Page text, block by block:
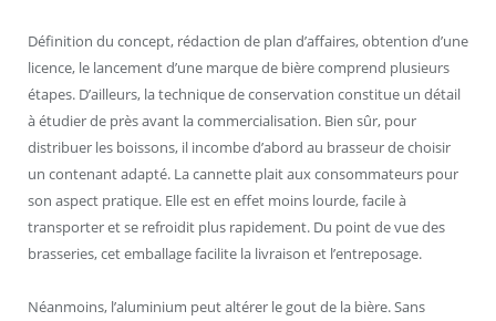
Définition du concept, rédaction de plan d’affaires, obtention d’une
licence, le lancement d’une marque de bière comprend plusieurs
étapes. D’ailleurs, la technique de conservation constitue un détail
à étudier de près avant la commercialisation. Bien sûr, pour
distribuer les boissons, il incombe d’abord au brasseur de choisir
un contenant adapté. La cannette plait aux consommateurs pour
son aspect pratique. Elle est en effet moins lourde, facile à
transporter et se refroidit plus rapidement. Du point de vue des
brasseries, cet emballage facilite la livraison et l’entreposage.
Néanmoins, l’aluminium peut altérer le gout de la bière. Sans